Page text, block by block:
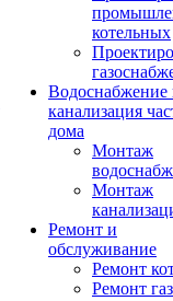
котельных
Водоснабжение
канализация
дома
Монтаж
Монтаж
Ремонт и
обслуживание
Ремонт
Ремонт